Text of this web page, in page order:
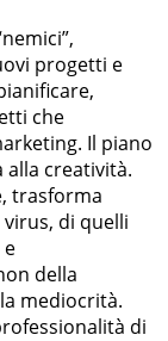
progetti e
che
Il piano
alla creatività.
trasforma
di quelli
della
mediocrità.
di